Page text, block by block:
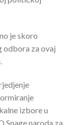
je skoro
odbora za ovaj
izbore u
naroda za